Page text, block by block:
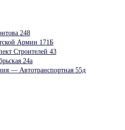
248
Армии 171Б
Строителей 43
24а
— Автотранспортная 55д